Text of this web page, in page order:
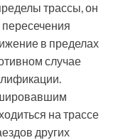
трассы, он
в пределах
случае
на трассе
других